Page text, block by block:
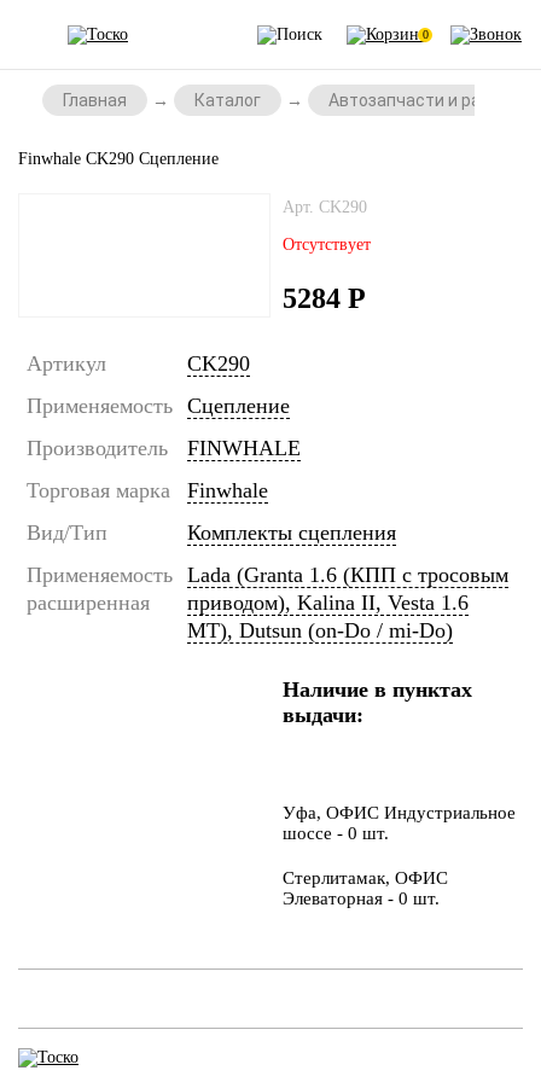
0
Главная Каталог Автозапчасти и
Finwhale CK290 Сцепление
Арт. CK290
Отсутствует
5284 Р
Артикул
CK290
Применяемость Сцепление
Производитель
FINWHALE
Торговая марка
Finwhale
Вид/Тип
Комплекты сцепления
Применяемость
расширенная
Lada (Granta 1.6 (КПП с тросовым
приводом), Kalina II, Vesta 1.6
МТ), Dutsun (on-Do / mi-Do)
Наличие в пунктах
выдачи:
Уфа, ОФИС Индустриальное
шоссе - 0 шт.
Стерлитамак, ОФИС
Элеваторная - 0 шт.